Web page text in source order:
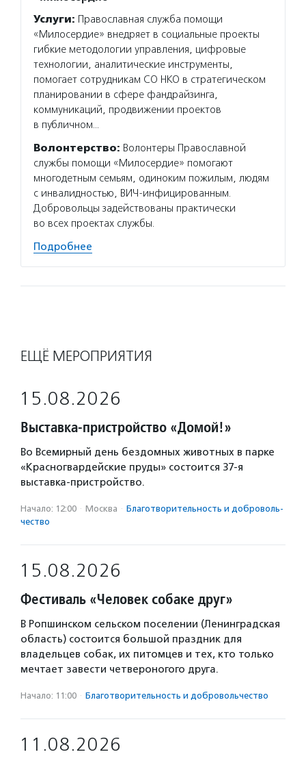
Услуги: Православная служба помощи
«Милосердие» внедряет в социальные проекты
гибкие методологии управления, цифровые
технологии, аналитические инструменты,
помогает сотрудникам СО НКО в стратегическом
планировании в сфере фандрайзинга,
коммуникаций, продвижении проектов
в публичном…
Волонтерство: Волонтеры Православной
службы помощи «Милосердие» помогают
многодетным семьям, одиноким пожилым, людям
с инвалидностью, ВИЧ-инфицированным.
Добровольцы задействованы практически
во всех проектах службы.
Подробнее
ЕЩЁ МЕРОПРИЯТИЯ
15.08.2026
Выставка-пристройство «Домой!»
Во Всемирный день бездомных животных в парке
«Красногвардейские пруды» состоится 37-я
выставка-пристройство.
Начало: 12:00 · Москва · Благотвори­тель­ность и доброволь­
чест­во
15.08.2026
Фестиваль «Человек собаке друг»
В Ропшинском сельском поселении (Ленинградская
область) состоится большой праздник для
владельцев собак, их питомцев и тех, кто только
мечтает завести четвероногого друга.
Начало: 11:00 · Благотвори­тель­ность и доброволь­чест­во
11.08.2026